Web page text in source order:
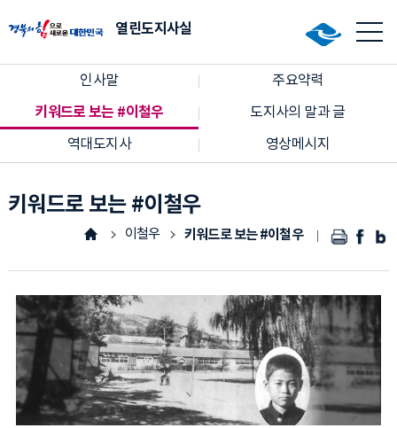
열린도지사실
인사말 주요약력
키워드로 보는 #이철우
도지사의 말과 글
역대도지사
영상메시지
키워드로 보는 #이철우
이철우 키워드로 보는 #이철우